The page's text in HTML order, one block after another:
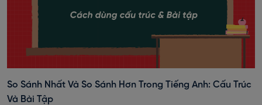
So Sánh Nhất Và So Sánh Hơn Trong Tiếng Anh: Cấu Trúc
Và Bài Tập